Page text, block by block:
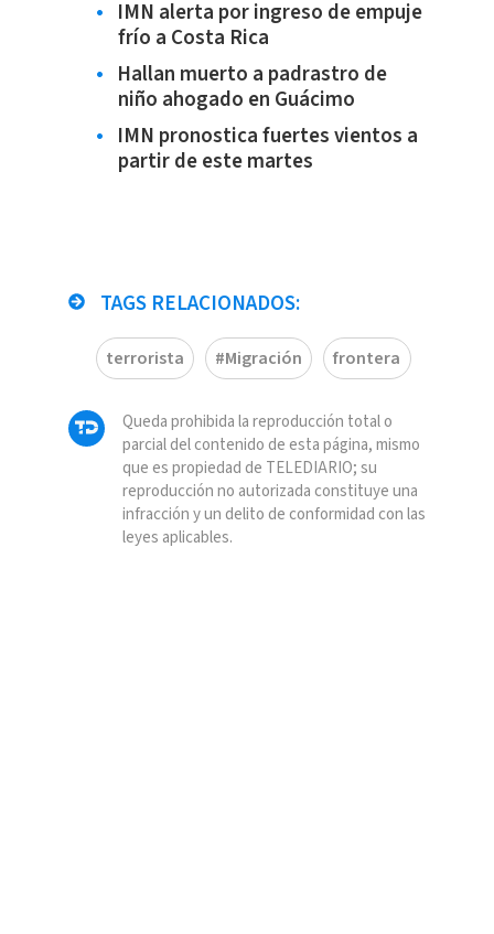
IMN alerta por ingreso de empuje
frío a Costa Rica
Hallan muerto a padrastro de
niño ahogado en Guácimo
IMN pronostica fuertes vientos a
partir de este martes
TAGS RELACIONADOS:
terrorista #Migración frontera
Queda prohibida la reproducción total o
parcial del contenido de esta página, mismo
que es propiedad de TELEDIARIO; su
reproducción no autorizada constituye una
infracción y un delito de conformidad con las
leyes aplicables.